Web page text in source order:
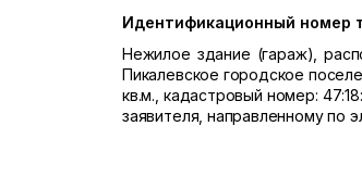
Идентификационный номер
Нежилое здание (гараж),
Пикалевское городское
кв.м., кадастровый номер:
заявителя, направленному по